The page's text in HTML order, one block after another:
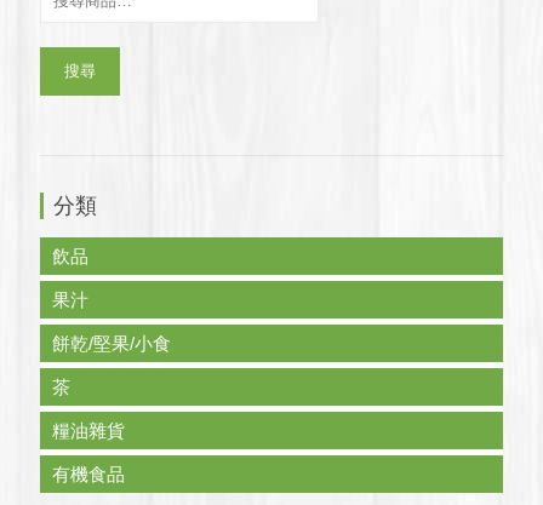
搜尋
分類
飲品
果汁
餅乾/堅果/小食
茶
糧油雜貨
有機食品